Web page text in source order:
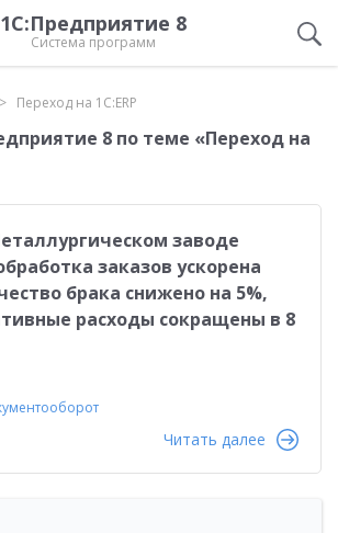
1С:Предприятие 8
Система программ
Переход на 1C:ERP
8 по теме «Переход на
заводе
заказов ускорена
брака снижено на 5%,
расходы сокращены в 8
Читать далее